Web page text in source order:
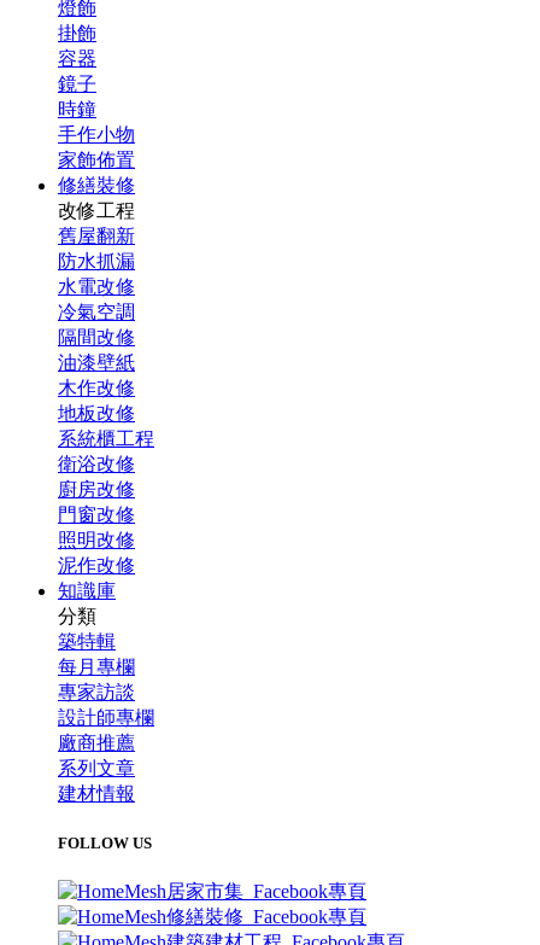
燈飾
掛飾
容器
鏡子
時鐘
手作小物
家飾佈置
修繕裝修
改修工程
舊屋翻新
防水抓漏
水電改修
冷氣空調
隔間改修
油漆壁紙
木作改修
地板改修
系統櫃工程
衛浴改修
廚房改修
門窗改修
照明改修
泥作改修
知識庫
分類
築特輯
每月專欄
專家訪談
設計師專欄
廠商推薦
系列文章
建材情報
FOLLOW US